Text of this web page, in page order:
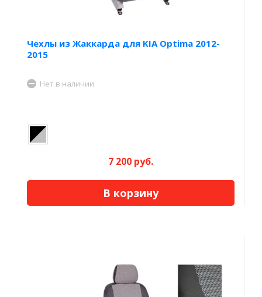
Чехлы из Жаккарда для KIA Optima 2012-
2015
Нет в наличии
7 200 руб.
В корзину